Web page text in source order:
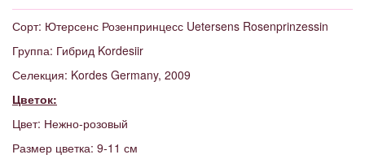
Сорт: Ютерсенс Розенпринцесс Uetersens Rosenprinzessin
Группа: Гибрид Kordesiir
Селекция: Kordes Germany, 2009
Цветок:
Цвет: Нежно-розовый
Размер цветка: 9-11 см